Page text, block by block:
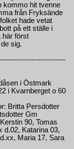
kommo hit tvenne
från Fryksände
hade vetat
på ett ställe i
här först
sig.
i Östmark
i Kvarnberget o 60
Britta Persdotter
Gm
90, Tomas
d.02, Katarina 03,
Maria 17, Sara